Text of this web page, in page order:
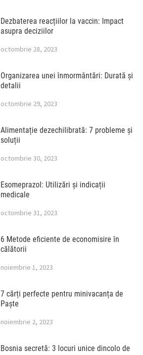
Dezbaterea reacțiilor la vaccin: Impact
asupra deciziilor
octombrie 28, 2023
Organizarea unei înmormântări: Durată și
detalii
octombrie 29, 2023
Alimentație dezechilibrată: 7 probleme și
soluții
octombrie 30, 2023
Esomeprazol: Utilizări și indicații
medicale
octombrie 31, 2023
6 Metode eficiente de economisire în
călătorii
noiembrie 1, 2023
7 cărți perfecte pentru minivacanța de
Paște
noiembrie 2, 2023
Bosnia secretă: 3 locuri unice dincolo de